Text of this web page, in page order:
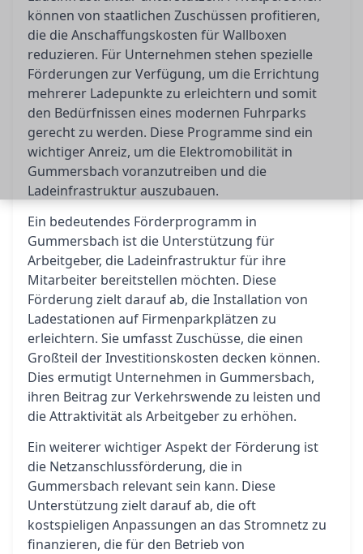
können von staatlichen Zuschüssen profitieren,
die die Anschaffungskosten für Wallboxen
reduzieren. Für Unternehmen stehen spezielle
Förderungen zur Verfügung, um die Errichtung
mehrerer Ladepunkte zu erleichtern und somit
den Bedürfnissen eines modernen Fuhrparks
gerecht zu werden. Diese Programme sind ein
wichtiger Anreiz, um die Elektromobilität in
Gummersbach voranzutreiben und die
Ladeinfrastruktur auszubauen.
Ein bedeutendes Förderprogramm in
Gummersbach ist die Unterstützung für
Arbeitgeber, die Ladeinfrastruktur für ihre
Mitarbeiter bereitstellen möchten. Diese
Förderung zielt darauf ab, die Installation von
Ladestationen auf Firmenparkplätzen zu
erleichtern. Sie umfasst Zuschüsse, die einen
Großteil der Investitionskosten decken können.
Dies ermutigt Unternehmen in Gummersbach,
ihren Beitrag zur Verkehrswende zu leisten und
die Attraktivität als Arbeitgeber zu erhöhen.
Ein weiterer wichtiger Aspekt der Förderung ist
die Netzanschlussförderung, die in
Gummersbach relevant sein kann. Diese
Unterstützung zielt darauf ab, die oft
kostspieligen Anpassungen an das Stromnetz zu
finanzieren, die für den Betrieb von